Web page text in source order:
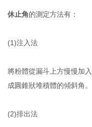
休止角的測定方法有：
(1)注入法
將粉體從漏斗上方慢慢加
成圓錐狀堆積體的傾斜角。
(2)排出法